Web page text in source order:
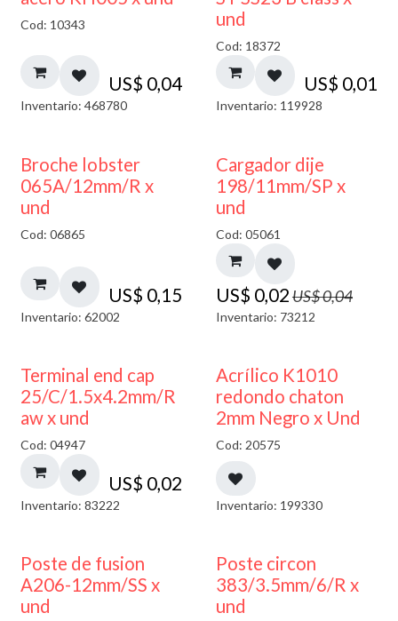
Cod: 10343
US$ 0,04
Inventario: 468780
und
Cod: 18372
US$ 0,01
Inventario: 119928
Broche lobster
065A/12mm/R x
und
Cod: 06865
US$ 0,15
Inventario: 62002
50% DESCUENTO
Cargador dije
198/11mm/SP x
und
Cod: 05061
US$ 0,02US$0,04
Inventario: 73212
Terminal end cap
25/C/1.5x4.2mm/R
aw x und
Cod: 04947
US$ 0,02
Inventario: 83222
50% DESCUENTO
Acrílico K1010
redondo chaton
2mm Negro x Und
Cod: 20575
Inventario: 199330
Poste de fusion
A206-12mm/SS x
und
Poste circon
383/3.5mm/6/R x
und